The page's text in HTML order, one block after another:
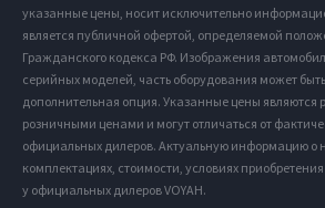
указанные цены, носит исключительно
является публичной офертой, определяемой
Гражданского кодекса РФ. Изображения
серийных моделей, часть оборудования может
дополнительная опция. Указанные цены
розничными ценами и могут отличаться от
официальных дилеров. Актуальную информацию о
комплектациях, стоимости, условиях
у официальных дилеров VOYAH.